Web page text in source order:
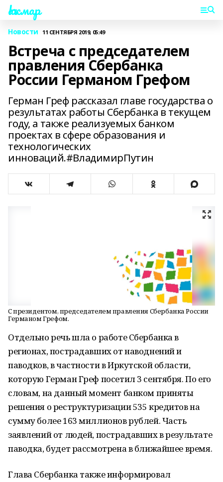
Һаҡмар
Новости 11 СЕНТЯБРЯ 2019, 05:49
Встреча с председателем
правления Сбербанка
России Германом Грефом
Герман Греф рассказал главе государства о
результатах работы Сбербанка в текущем
году, а также реализуемых банком
проектах в сфере образования и
технологических
инноваций.#ВладимирПутин
С президентом, председателем правления Сбербанка России
Германом Грефом.
Отдельно речь шла о работе Сбербанка в
регионах, пострадавших от наводнений и
паводков, в частности в Иркутской области,
которую Герман Греф посетил 3 сентября. По его
словам, на данный момент банком приняты
решения о реструктуризации 535 кредитов на
сумму более 163 миллионов рублей. Часть
заявлений от людей, пострадавших в результате
паводка, будет рассмотрена в ближайшее время.
Глава Сбербанка также информировал